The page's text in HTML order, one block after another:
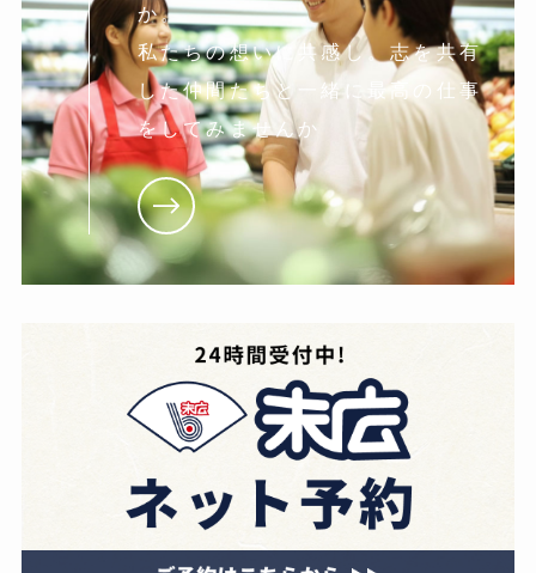
か。
私たちの想いに共感し。志を共有
した仲間たちと一緒に最高の仕事
をしてみませんか